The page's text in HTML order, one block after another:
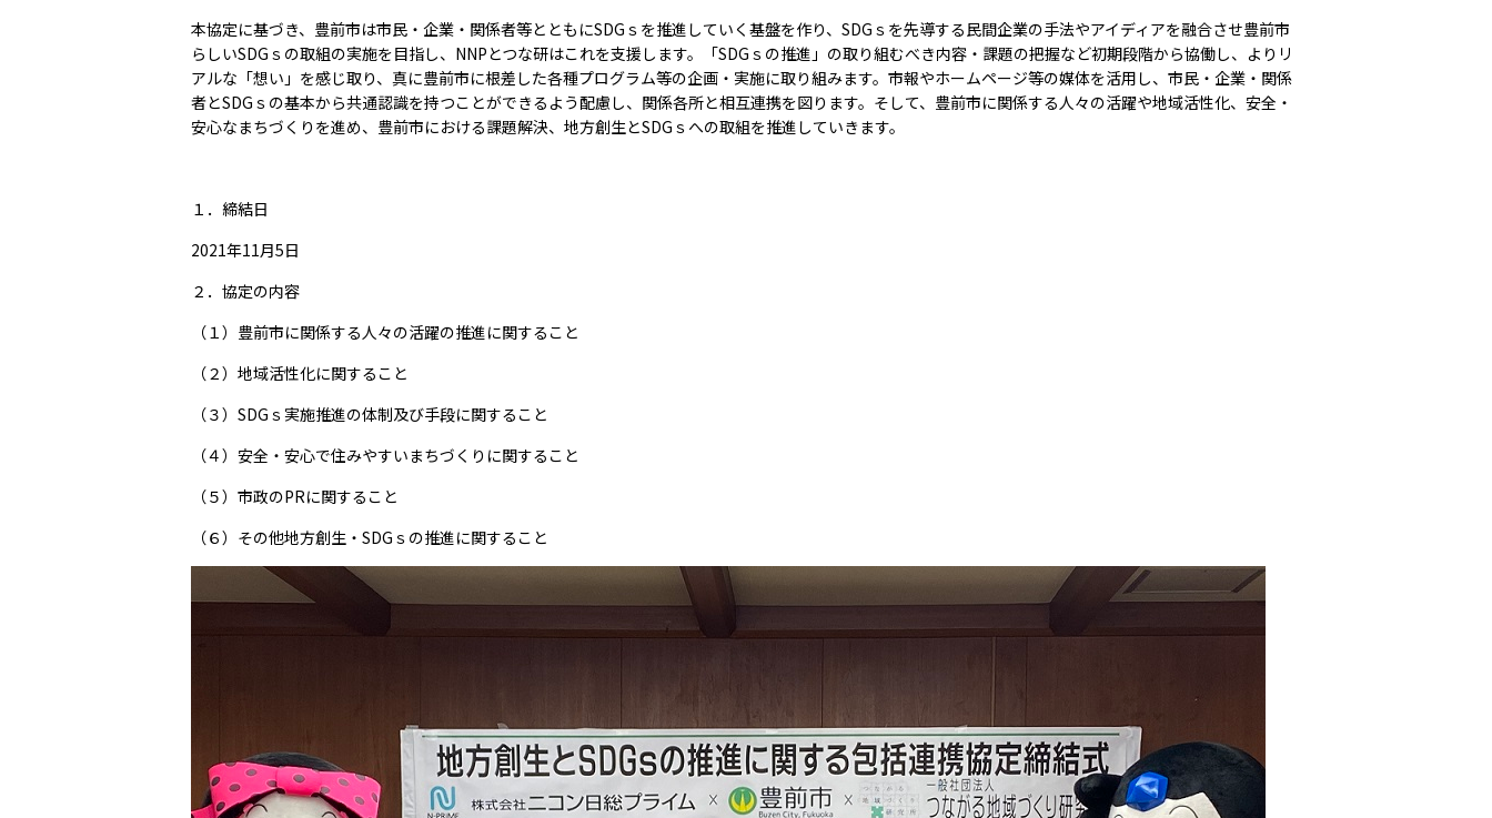
本協定に基づき、豊前市は市民・企業・関係者等とともにSDG ｓを推進していく基盤を作り、 SDG ｓを先導する民間企業の手法やアイディアを融合させ豊前市
らしいSDG ｓの取組の実施を目指し、 NNPとつな研はこれを支援します。「SDG ｓの推進」の取り組むべき内容・課題の把握など初期段階から協働し、よりリ
アルな「想い」を感じ取り、真に豊前市に根差した各種プログラム等の企画・実施に取り組みます。市報やホームページ等の媒体を活用し、市民・企業・関係
者とSDG ｓの基本から共通認識を持つことができるよう配慮し、関係各所と相互連携を図ります。そして、豊前市に関係する人々の活躍や地域活性化、安全・
安心なまちづくりを進め、豊前市における課題解決、地方創生とSDG ｓへの取組を推進していきます。
１．締結日
2021年11月5日
２．協定の内容
（１）豊前市に関係する人々の活躍の推進に関すること
（２）地域活性化に関すること
（３） SDG ｓ実施推進の体制及び手段に関すること
（４）安全・安心で住みやすいまちづくりに関すること
（５）市政のPRに関すること
（６）その他地方創生・ SDG ｓの推進に関すること